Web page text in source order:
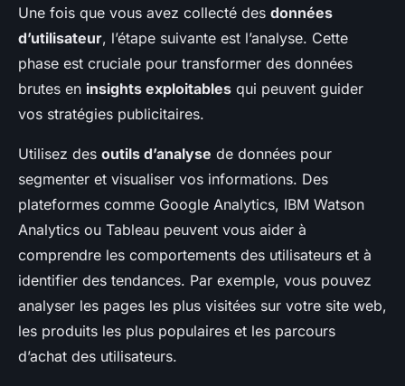
Une fois que vous avez collecté des données
d’utilisateur, l’étape suivante est l’analyse. Cette
phase est cruciale pour transformer des données
brutes en insights exploitables qui peuvent guider
vos stratégies publicitaires.
Utilisez des outils d’analyse de données pour
segmenter et visualiser vos informations. Des
plateformes comme Google Analytics, IBM Watson
Analytics ou Tableau peuvent vous aider à
comprendre les comportements des utilisateurs et à
identifier des tendances. Par exemple, vous pouvez
analyser les pages les plus visitées sur votre site web,
les produits les plus populaires et les parcours
d’achat des utilisateurs.